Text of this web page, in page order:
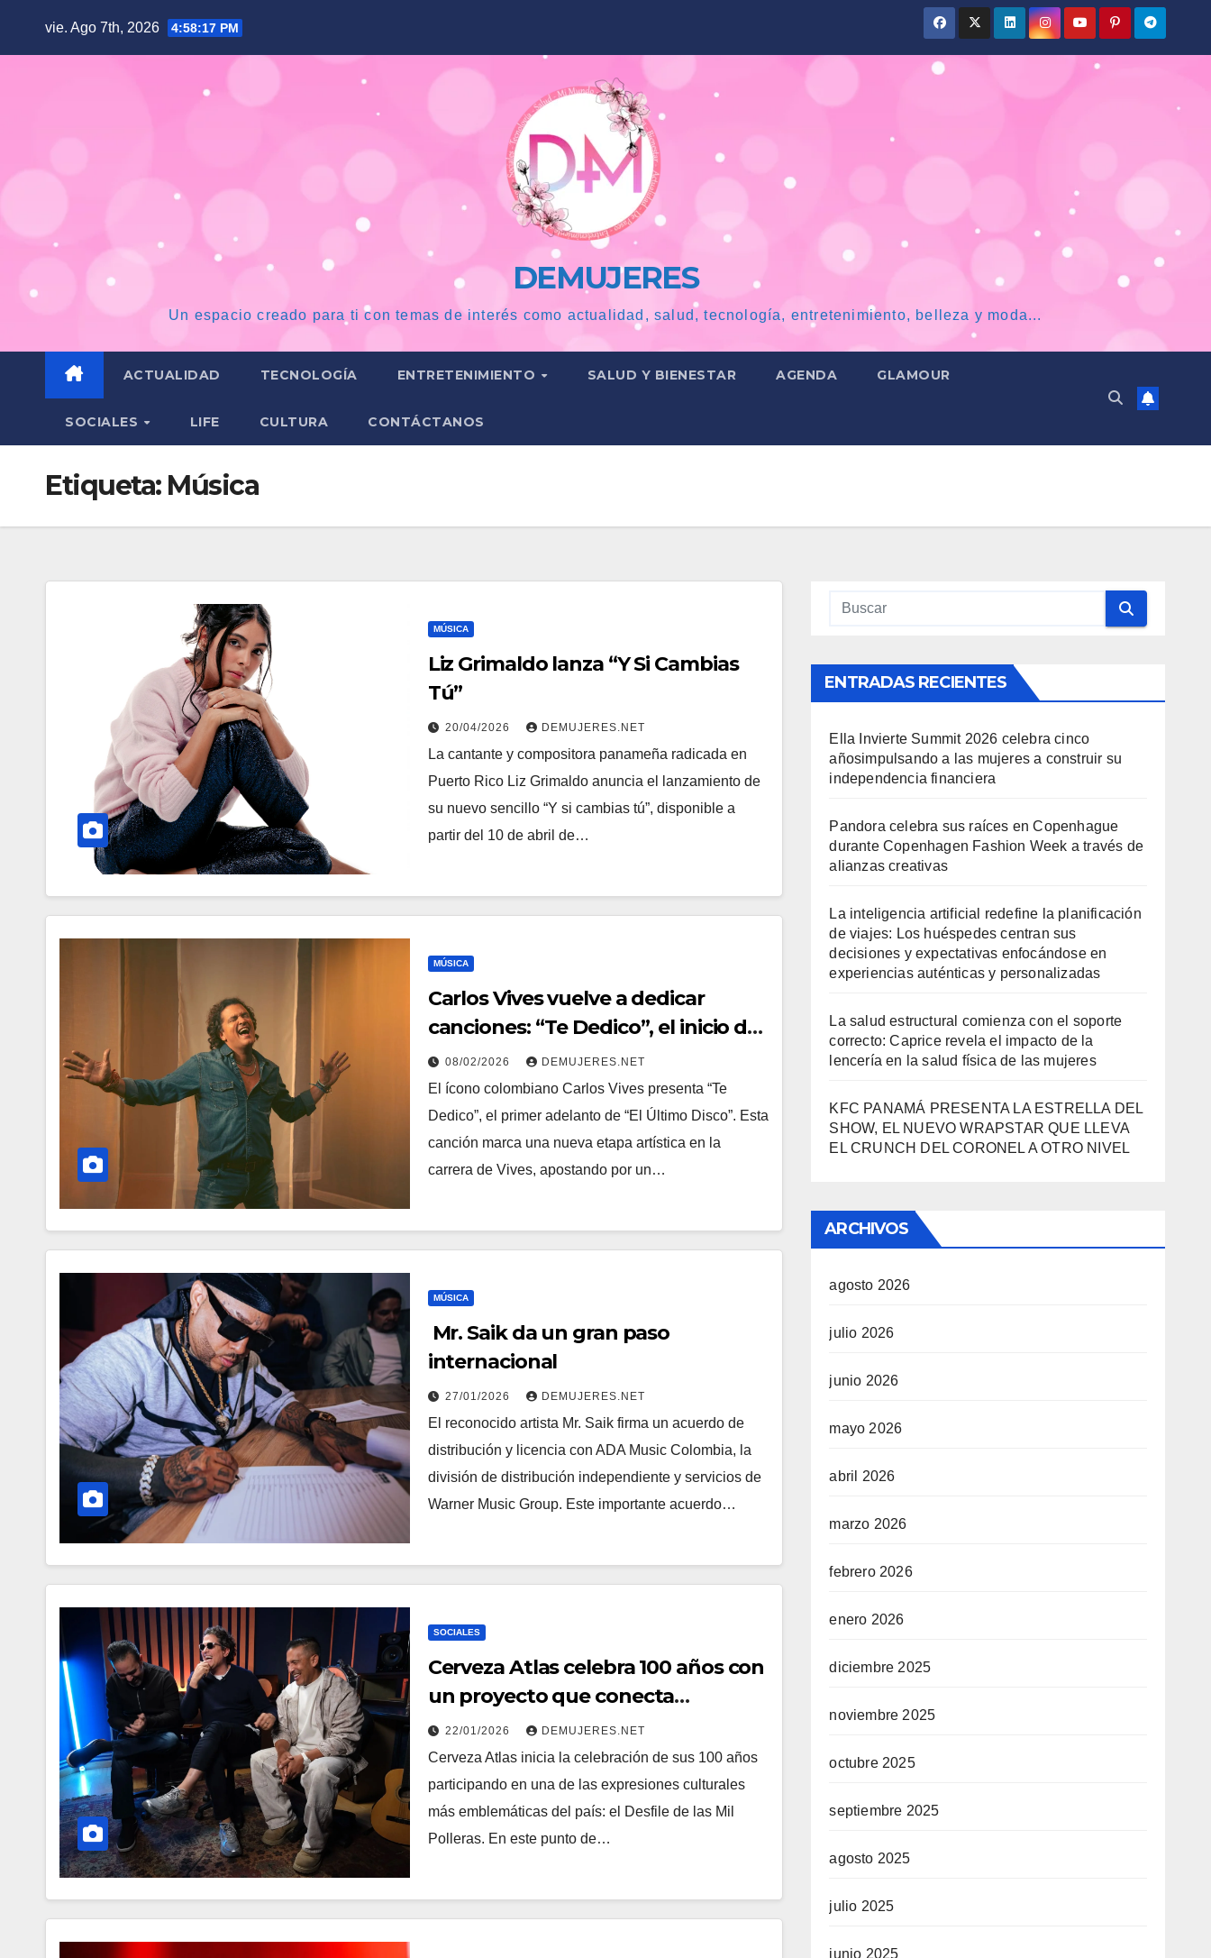
vie. Ago 7th, 2026 4:58:19 PM
DEMUJERES
Un espacio creado para ti con temas de interés como actualidad, salud, tecnología, entretenimiento, belleza y moda...
ACTUALIDAD TECNOLOGÍA ENTRETENIMIENTO SALUD Y BIENESTAR AGENDA GLAMOUR
SOCIALES LIFE CULTURA CONTÁCTANOS
Etiqueta: Música
MÚSICA
Liz Grimaldo lanza “Y Si Cambias
Tú”
20/04/2026 DEMUJERES.NET
La cantante y compositora panameña radicada en
Puerto Rico Liz Grimaldo anuncia el lanzamiento de
su nuevo sencillo “Y si cambias tú”, disponible a
partir del 10 de abril de…
MÚSICA
Carlos Vives vuelve a dedicar
canciones: “Te Dedico”, el inicio de
una nueva era
08/02/2026 DEMUJERES.NET
El ícono colombiano Carlos Vives presenta “Te
Dedico”, el primer adelanto de “El Último Disco”. Esta
canción marca una nueva etapa artística en la
carrera de Vives, apostando por un…
MÚSICA
Mr. Saik da un gran paso
internacional
27/01/2026 DEMUJERES.NET
El reconocido artista Mr. Saik firma un acuerdo de
distribución y licencia con ADA Music Colombia, la
división de distribución independiente y servicios de
Warner Music Group. Este importante acuerdo…
SOCIALES
Cerveza Atlas celebra 100 años con
un proyecto que conecta
generaciones
22/01/2026 DEMUJERES.NET
Cerveza Atlas inicia la celebración de sus 100 años
participando en una de las expresiones culturales
más emblemáticas del país: el Desfile de las Mil
Polleras. En este punto de…
ENTRADAS RECIENTES
Ella Invierte Summit 2026 celebra cinco
añosimpulsando a las mujeres a construir su
independencia financiera
Pandora celebra sus raíces en Copenhague
durante Copenhagen Fashion Week a través de
alianzas creativas
La inteligencia artificial redefine la planificación
de viajes: Los huéspedes centran sus
decisiones y expectativas enfocándose en
experiencias auténticas y personalizadas
La salud estructural comienza con el soporte
correcto: Caprice revela el impacto de la
lencería en la salud física de las mujeres
KFC PANAMÁ PRESENTA LA ESTRELLA DEL
SHOW, EL NUEVO WRAPSTAR QUE LLEVA
EL CRUNCH DEL CORONEL A OTRO NIVEL
ARCHIVOS
agosto 2026
julio 2026
junio 2026
mayo 2026
abril 2026
marzo 2026
febrero 2026
enero 2026
diciembre 2025
noviembre 2025
octubre 2025
septiembre 2025
agosto 2025
julio 2025
junio 2025